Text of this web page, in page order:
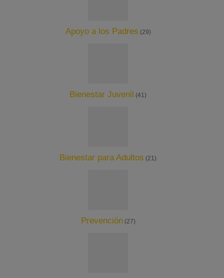
Apoyo a los Padres (29)
Bienestar Juvenil (41)
Bienestar para Adultos (21)
Prevención(27)